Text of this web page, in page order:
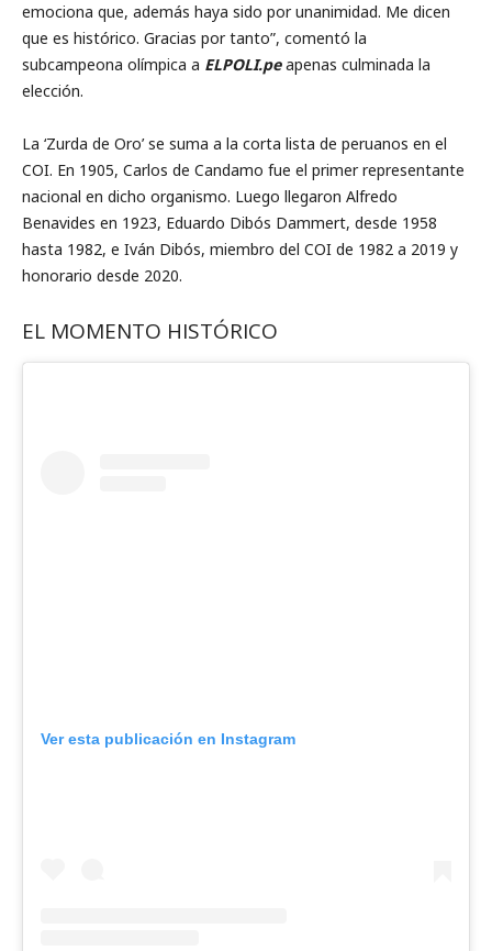
emociona que, además haya sido por unanimidad. Me dicen
que es histórico. Gracias por tanto”, comentó la
subcampeona olímpica a ELPOLI.peapenas culminada la
elección.
La ‘Zurda de Oro’ se suma a la corta lista de peruanos en el
COI. En 1905, Carlos de Candamo fue el primer representante
nacional en dicho organismo. Luego llegaron Alfredo
Benavides en 1923, Eduardo Dibós Dammert, desde 1958
hasta 1982, e Iván Dibós, miembro del COI de 1982 a 2019 y
honorario desde 2020.
EL MOMENTO HISTÓRICO
Ver esta publicación en Instagram